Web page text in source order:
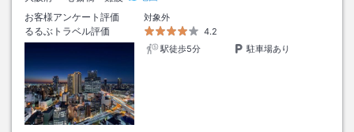
お客様アンケート評価
対象外
るるぶトラベル評価
4.2
駅徒歩5分
駐車場あり